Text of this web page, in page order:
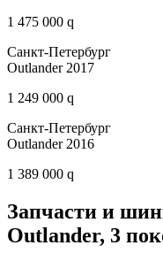
1 475 000 q
Санкт-Петербург
Outlander 2017
1 249 000 q
Санкт-Петербург
Outlander 2016
1 389 000 q
Запчасти и
Outlander, 3